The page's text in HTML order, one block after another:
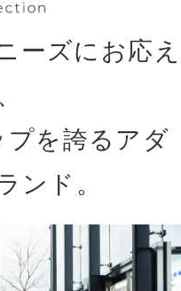
ーズにお応え
プを誇るアダ
ンド。